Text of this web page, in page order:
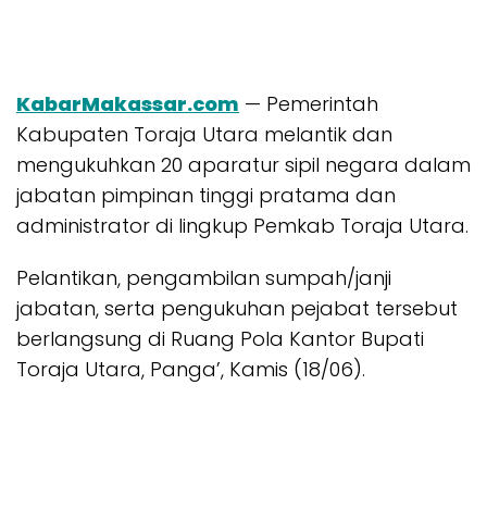
KabarMakassar.com — Pemerintah
Kabupaten Toraja Utara melantik dan
mengukuhkan 20 aparatur sipil negara dalam
jabatan pimpinan tinggi pratama dan
administrator di lingkup Pemkab Toraja Utara.
Pelantikan, pengambilan sumpah/janji
jabatan, serta pengukuhan pejabat tersebut
berlangsung di Ruang Pola Kantor Bupati
Toraja Utara, Panga’, Kamis (18/06).